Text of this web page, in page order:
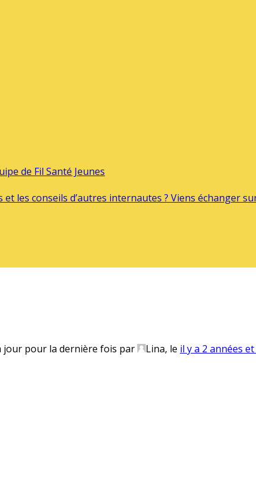
de Fil Santé Jeunes
les conseils d’autres internautes ? Viens échanger
jour pour la dernière fois par Lina, le il y a 2 années